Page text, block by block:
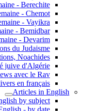
- Berechite
- Chemot
- Vayikra
- Bemidbar
- Devarim
du Judaisme
Noachides
juive d'Algérie
avec le Rav
en français
Articles in English
by subject
- by date